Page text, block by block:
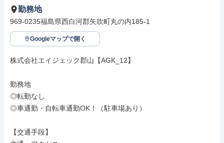
勤務地
969-0235福島県西白河郡矢吹町丸の内185-1
Googleマップで開く
株式会社エイジェック郡山【AGK_12】
勤務地
◎転勤なし
◎車通勤・自転車通勤OK！（駐車場あり）
【交通手段】